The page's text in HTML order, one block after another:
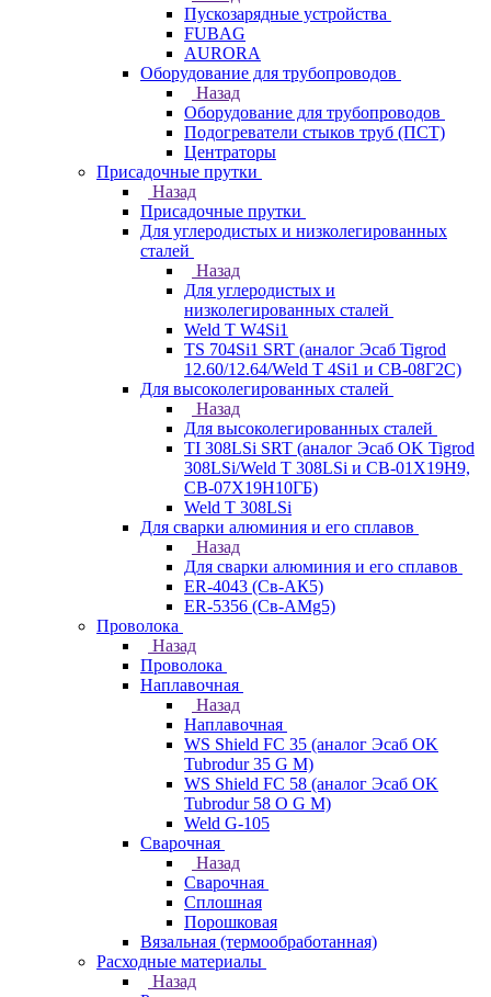
Пускозарядные устройства
FUBAG
AURORA
Оборудование для трубопроводов
Назад
Оборудование для трубопроводов
Подогреватели стыков труб (ПСТ)
Центраторы
Присадочные прутки
Назад
Присадочные прутки
Для углеродистых и низколегированных
сталей
Назад
Для углеродистых и
низколегированных сталей
Weld T W4Si1
TS 704Si1 SRT (аналог Эсаб Tigrod
12.60/12.64/Weld T 4Si1 и СВ-08Г2С)
Для высоколегированных сталей
Назад
Для высоколегированных сталей
TI 308LSi SRT (аналог Эсаб OK Tigrod
308LSi/Weld T 308LSi и СВ-01Х19Н9,
СВ-07Х19Н10ГБ)
Weld T 308LSi
Для сварки алюминия и его сплавов
Назад
Для сварки алюминия и его сплавов
ER-4043 (Св-АК5)
ER-5356 (Св-АМg5)
Проволока
Назад
Проволока
Наплавочная
Назад
Наплавочная
WS Shield FC 35 (аналог Эсаб OK
Tubrodur 35 G M)
WS Shield FC 58 (аналог Эсаб OK
Tubrodur 58 O G M)
Weld G-105
Сварочная
Назад
Сварочная
Сплошная
Порошковая
Вязальная (термообработанная)
Расходные материалы
Назад